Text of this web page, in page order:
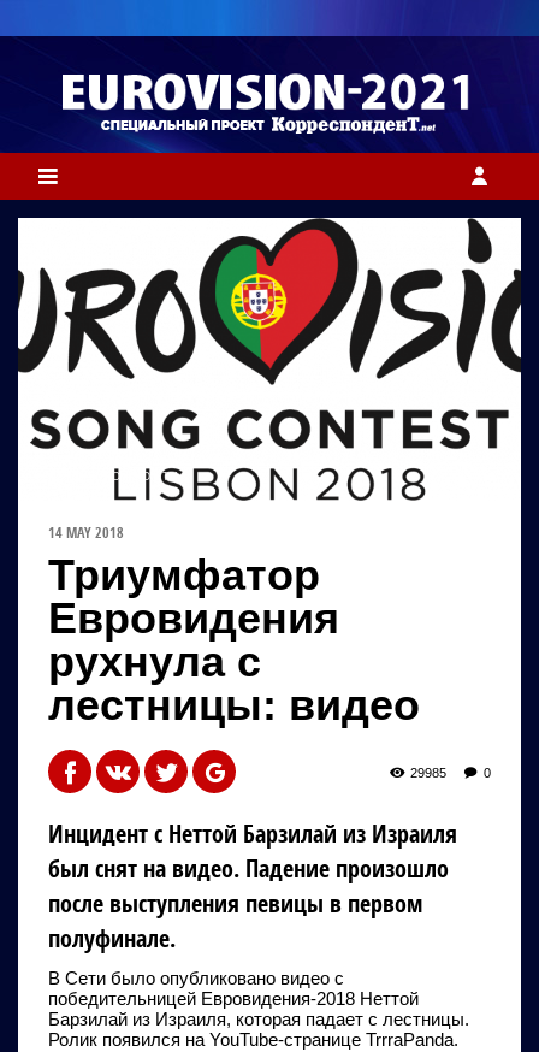
ФОТО: EUROVISION.TV
14 MAY 2018
Триумфатор
Евровидения
рухнула с
лестницы: видео
29985 0
Инцидент с Неттой Барзилай из Израиля
был снят на видео. Падение произошло
после выступления певицы в первом
полуфинале.
В Сети было опубликовано видео с
победительницей Евровидения-2018 Неттой
Барзилай из Израиля, которая падает с лестницы.
Ролик появился на YouTube-странице TrrraPanda.